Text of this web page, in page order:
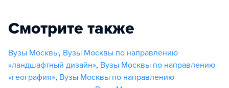
Смотрите также
Вузы Москвы, Вузы Москвы по направлению
«ландшафтный дизайн», Вузы Москвы по направлению
«география», Вузы Москвы по направлению